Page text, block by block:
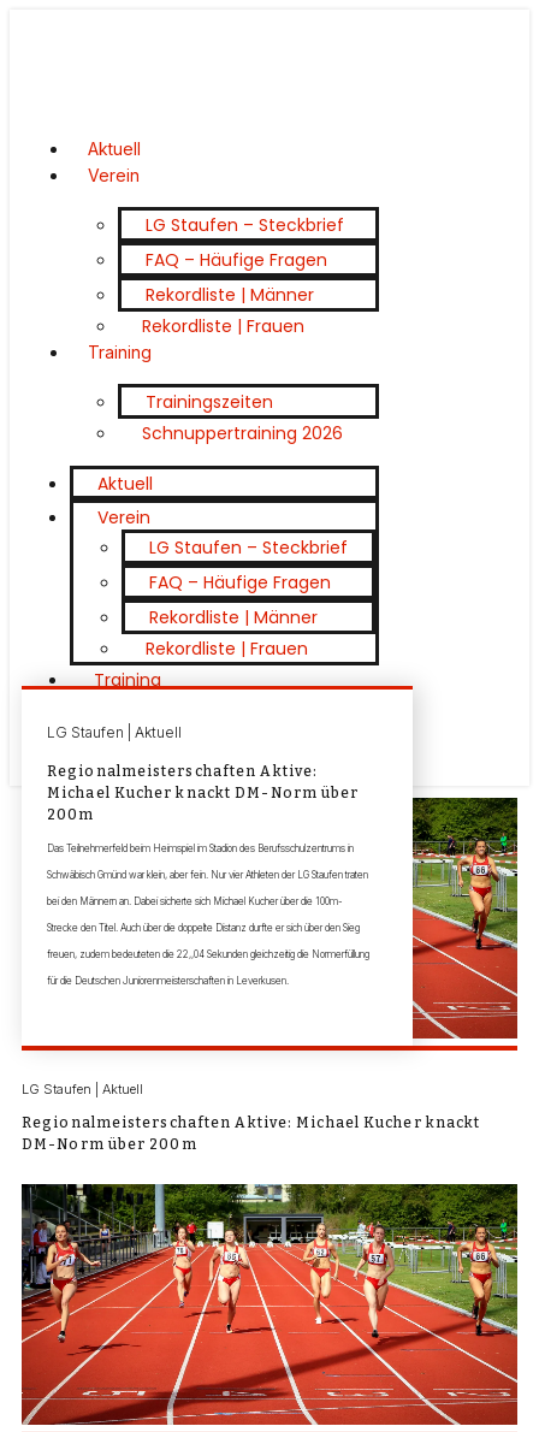
Aktuell
Verein
LG Staufen – Steckbrief
FAQ – Häufige Fragen
Rekordliste | Männer
Rekordliste | Frauen
Training
Trainingszeiten
Schnuppertraining 2026
Aktuell
Verein
LG Staufen – Steckbrief
FAQ – Häufige Fragen
Rekordliste | Männer
Rekordliste | Frauen
Training
Schnuppertraining 2026
LG Staufen | Aktuell
Regionalmeisterschaften Aktive:
Michael Kucher knackt DM-Norm über
200m
Das Teilnehmerfeld beim Heimspiel im Stadion des Berufsschulzentrums in
Schwäbisch Gmünd war klein, aber fein. Nur vier Athleten der LG Staufen traten
bei den Männern an. Dabei sicherte sich Michael Kucher über die 100m-
Strecke den Titel. Auch über die doppelte Distanz durfte er sich über den Sieg
freuen, zudem bedeuteten die 22,,04 Sekunden gleichzeitig die Normerfüllung
für die Deutschen Juniorenmeisterschaften in Leverkusen.
LG Staufen | Aktuell
Regionalmeisterschaften Aktive: Michael Kucher knackt
DM-Norm über 200m